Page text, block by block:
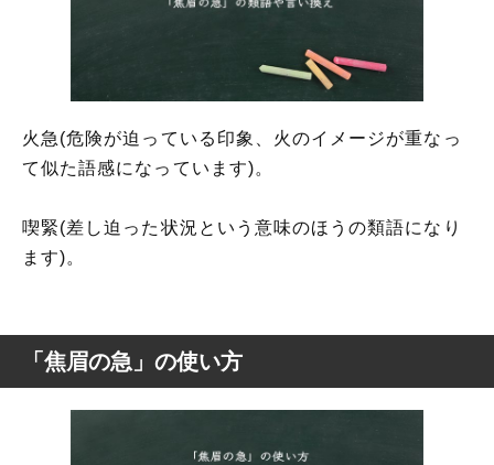
火急(危険が迫っている印象、火のイメージが重なっ
て似た語感になっています)。
喫緊(差し迫った状況という意味のほうの類語になり
ます)。
「焦眉の急」の使い方